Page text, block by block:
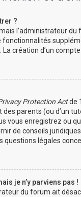
?
l’administrateur
La création d’un
Protection Actde
parents (ou d’un
vous enregistrez ou
de conseils
questions légales
je n’y parviens pas !
du forum ait